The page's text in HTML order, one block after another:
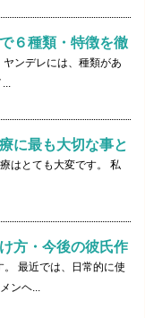
６種類・特徴を徹
ヤンデレには、種類があ
に最も大切な事と
はとても大変です。 私
方・今後の彼氏作
。 最近では、日常的に使
ンヘ...